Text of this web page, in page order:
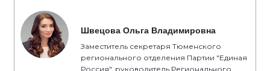
Швецова Ольга Владимировна
Заместитель секретаря Тюменского
регионального отделения Партии "Единая
Россия", руководитель Регионального